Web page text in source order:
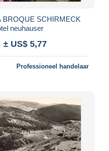
BROQUE SCHIRMECK
neuhauser
± US$ 5,77
Professioneel handelaar